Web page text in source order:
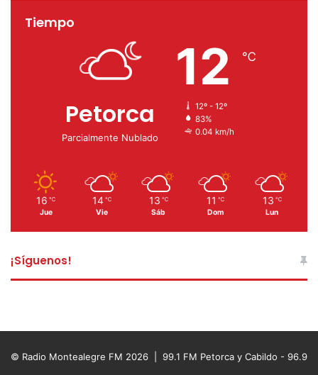
Tiempo
Petorca
Parcialmente Nublado
12 ℃
12º - 12º
83%
0.04 km/h
16 ℃
Jue
14 ℃
Vie
13 ℃
Sáb
11 ℃
Dom
13 ℃
Lun
¡Síguenos!
© Radio Montealegre FM 2026 | 99.1 FM Petorca y Cabildo - 96.9